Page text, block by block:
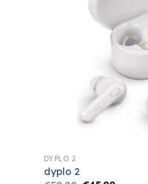
DYPLO 2
dyplo 2